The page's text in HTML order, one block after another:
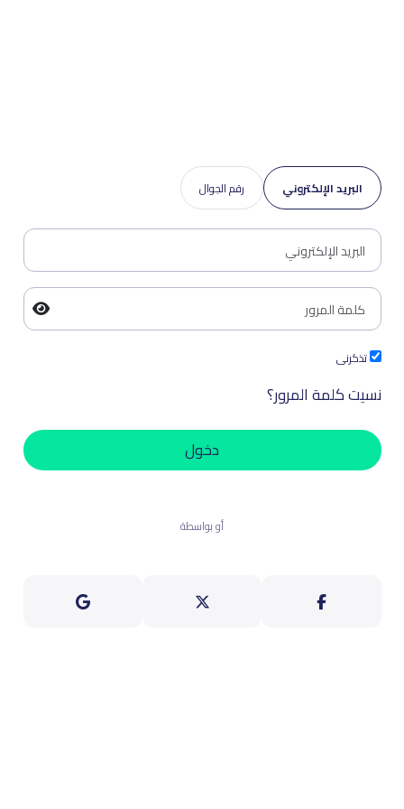
البريد الإلكتروني رقم الجوال
تذكرنى
نسيت كلمة المرور؟
دخول
أو بواسطة